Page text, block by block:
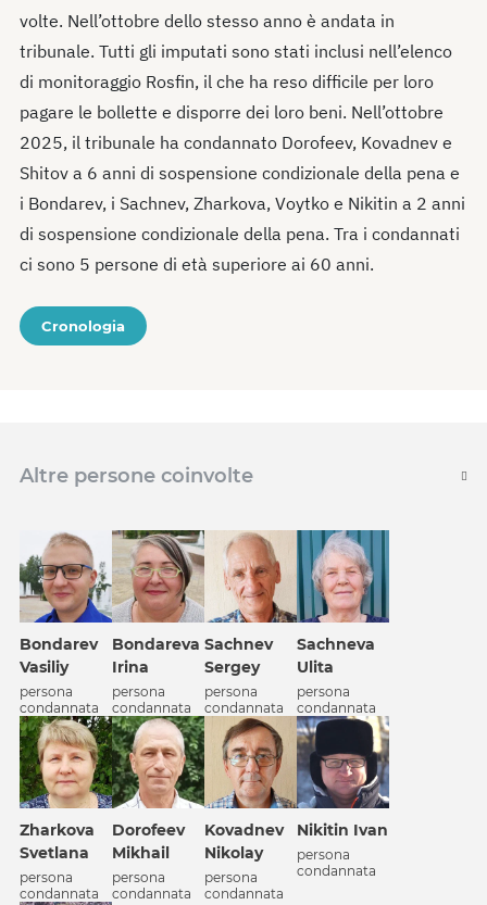
volte. Nell’ottobre dello stesso anno è andata in
tribunale. Tutti gli imputati sono stati inclusi nell’elenco
di monitoraggio Rosfin, il che ha reso difficile per loro
pagare le bollette e disporre dei loro beni. Nell’ottobre
2025, il tribunale ha condannato Dorofeev, Kovadnev e
Shitov a 6 anni di sospensione condizionale della pena e
i Bondarev, i Sachnev, Zharkova, Voytko e Nikitin a 2 anni
di sospensione condizionale della pena. Tra i condannati
ci sono 5 persone di età superiore ai 60 anni.
Cronologia
Altre persone coinvolte
Bondarev
Vasiliy
persona
condannata
Bondareva
Irina
persona
condannata
Sachnev
Sergey
persona
condannata
Sachneva
Ulita
persona
condannata
Zharkova
Svetlana
persona
condannata
Dorofeev
Mikhail
persona
condannata
Kovadnev
Nikolay
persona
condannata
Nikitin Ivan
persona
condannata